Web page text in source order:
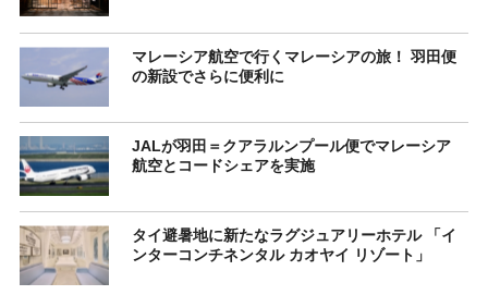
マレーシア航空で行くマレーシアの旅！ 羽田便
の新設でさらに便利に
JALが羽田＝クアラルンプール便でマレーシア
航空とコードシェアを実施
タイ避暑地に新たなラグジュアリーホテル 「イ
ンターコンチネンタル カオヤイ リゾート」